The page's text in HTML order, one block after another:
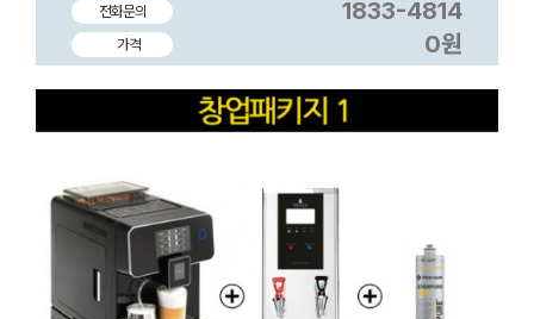
전화문의 1833-4814
가격 0원